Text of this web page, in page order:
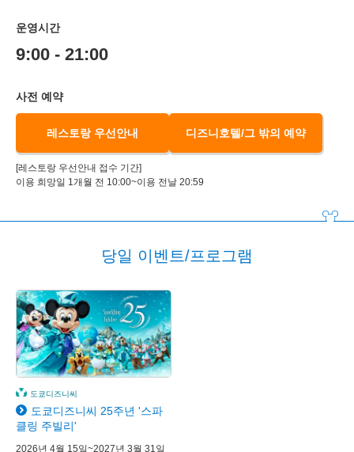
운영시간
9:00 - 21:00
사전 예약
레스토랑 우선안내 디즈니호텔/그 밖의 예약
[레스토랑 우선안내 접수 기간]
이용 희망일 1개월 전 10:00~이용 전날 20:59
당일 이벤트/프로그램
도쿄디즈니씨
도쿄디즈니씨 25주년 '스파
클링 주빌리'
2026년 4월 15일~2027년 3월 31일